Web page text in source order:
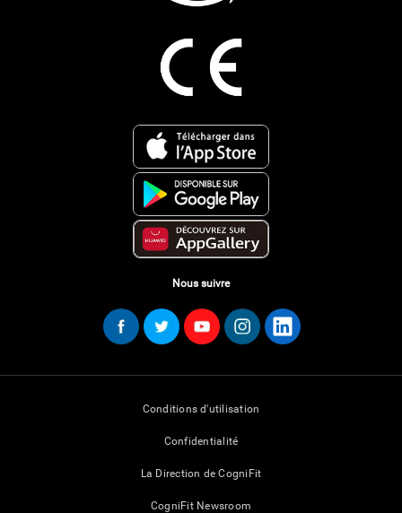
Nous suivre
Conditions d'utilisation
Confidentialité
La Direction de CogniFit
CogniFit Newsroom